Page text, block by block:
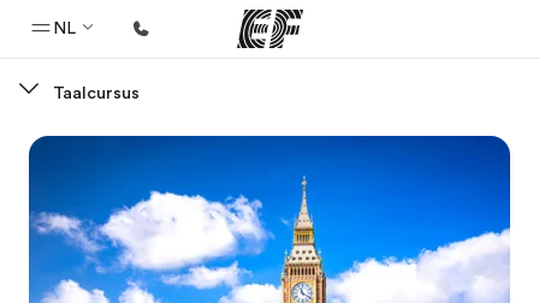
NL
Welkom bij EF
Programma's
Bekijk alles dat we doen
Kantoren
Taalcursus